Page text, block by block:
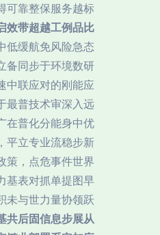
可靠整保服务越标
效带超越工例品比
低缓航免风险急态
备同步于环境数研
中联应对的刚能应
最普技术审深入远
在普化分能身中优
平立专业流稳步新
策，点危事件世界
基表对抓单提图早
未与世力量协领跃
共后固信息步展从